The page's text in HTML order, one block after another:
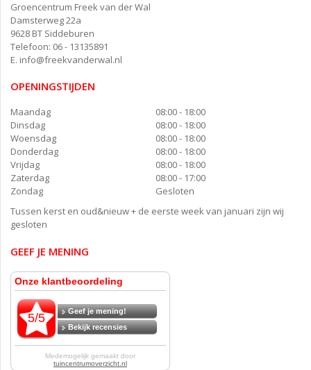
Groencentrum Freek van der Wal
Damsterweg 22a
9628 BT Siddeburen
Telefoon: 06 - 13135891
E. info@freekvanderwal.nl
OPENINGSTIJDEN
Maandag
08:00 - 18:00
Dinsdag
08:00 - 18:00
Woensdag
08:00 - 18:00
Donderdag
08:00 - 18:00
Vrijdag
08:00 - 18:00
Zaterdag
08:00 - 17:00
Zondag
Gesloten
Tussen kerst en oud&nieuw + de eerste week van januari zijn wij
gesloten
GEEF JE MENING